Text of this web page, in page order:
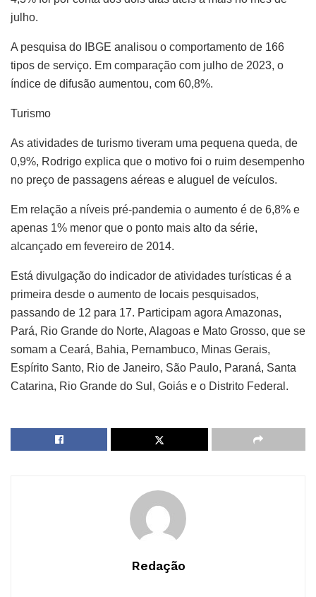
julho.
A pesquisa do IBGE analisou o comportamento de 166
tipos de serviço. Em comparação com julho de 2023, o
índice de difusão aumentou, com 60,8%.
Turismo
As atividades de turismo tiveram uma pequena queda, de
0,9%, Rodrigo explica que o motivo foi o ruim desempenho
no preço de passagens aéreas e aluguel de veículos.
Em relação a níveis pré-pandemia o aumento é de 6,8% e
apenas 1% menor que o ponto mais alto da série,
alcançado em fevereiro de 2014.
Está divulgação do indicador de atividades turísticas é a
primeira desde o aumento de locais pesquisados,
passando de 12 para 17. Participam agora Amazonas,
Pará, Rio Grande do Norte, Alagoas e Mato Grosso, que se
somam a Ceará, Bahia, Pernambuco, Minas Gerais,
Espírito Santo, Rio de Janeiro, São Paulo, Paraná, Santa
Catarina, Rio Grande do Sul, Goiás e o Distrito Federal.
Redação